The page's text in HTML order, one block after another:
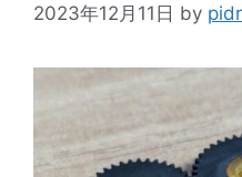
2023年12月11日 by